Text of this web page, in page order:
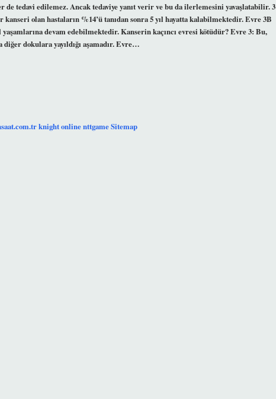
tedavi edilemez. Ancak tedaviye yanıt verir ve bu da ilerlemesini yavaşlatabilir. 3
kanseri olan hastaların %14’ü tanıdan sonra 5 yıl hayatta kalabilmektedir. Evre 3B
devam edebilmektedir. Kanserin kaçıncı evresi kötüdür? Evre 3: Bu,
dokulara yayıldığı aşamadır. Evre…
knight onlinenttgameSitemap